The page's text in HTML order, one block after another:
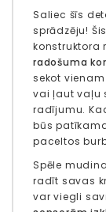
Saliec šīs
sprādzēju!
konstruktora
radošuma
sekot
vai ļaut vaļu
radījumu.
būs
paceltos
Spēle
radīt savas
var viegli